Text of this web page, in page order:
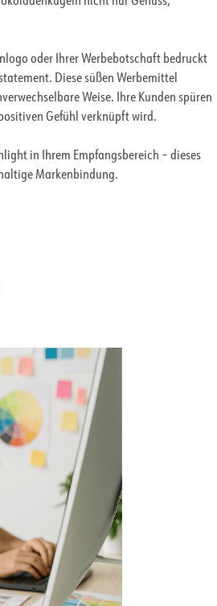
oder Ihrer Werbebotschaft bedruckt
Diese süßen Werbemittel
Weise. Ihre Kunden spüren
Gefühl verknüpft wird.
in Ihrem Empfangsbereich – dieses
Markenbindung.